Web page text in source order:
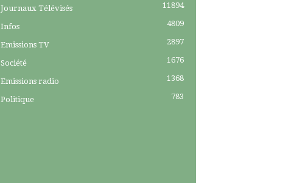
Journaux Télévisés 11894
Infos 4809
Emissions TV 2897
Société 1676
Emissions radio 1368
Politique 783